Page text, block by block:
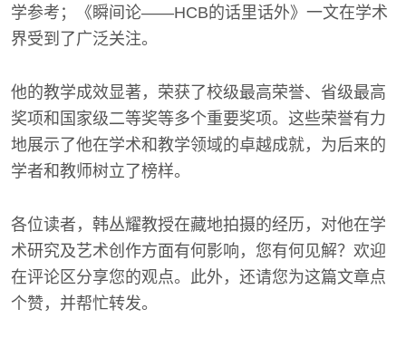
学参考；《瞬间论——HCB的话里话外》一文在学术
界受到了广泛关注。
他的教学成效显著，荣获了校级最高荣誉、省级最高
奖项和国家级二等奖等多个重要奖项。这些荣誉有力
地展示了他在学术和教学领域的卓越成就，为后来的
学者和教师树立了榜样。
各位读者，韩丛耀教授在藏地拍摄的经历，对他在学
术研究及艺术创作方面有何影响，您有何见解？欢迎
在评论区分享您的观点。此外，还请您为这篇文章点
个赞，并帮忙转发。